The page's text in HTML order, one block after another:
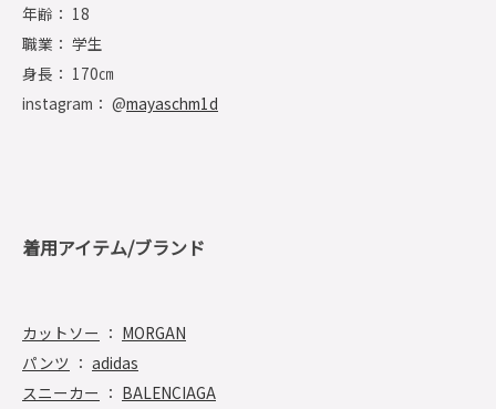
年齢： 18
職業： 学生
身長： 170㎝
instagram： @mayaschm1d
着用アイテム/ブランド
カットソー ： MORGAN
パンツ ： adidas
スニーカー ： BALENCIAGA